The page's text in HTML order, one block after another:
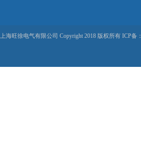
上海旺徐电气有限公司 Copyright 2018 版权所有 ICP备：